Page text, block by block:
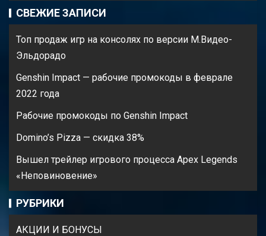
СВЕЖИЕ ЗАПИСИ
Топ продаж игр на консолях по версии М.Видео-
Эльдорадо
Genshin Impact — рабочие промокоды в феврале
2022 года
Рабочие промокоды по Genshin Impact
Domino’s Pizza — cкидка 38%
Вышел трейлер игрового процесса Apex Legends
«Неповиновение»
РУБРИКИ
АКЦИИ И БОНУСЫ